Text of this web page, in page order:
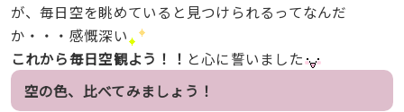
が、毎日空を眺めていると見つけられるってなんだ
か・・・感慨深い
これから毎日空観よう！！ と心に誓いました
空の色、比べてみましょう！